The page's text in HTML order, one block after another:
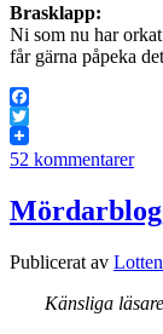
Brasklapp:
Ni som nu har
får gärna påpeka
Facebook
Twitter
52 kommentarer
Publicerat av
Känsliga